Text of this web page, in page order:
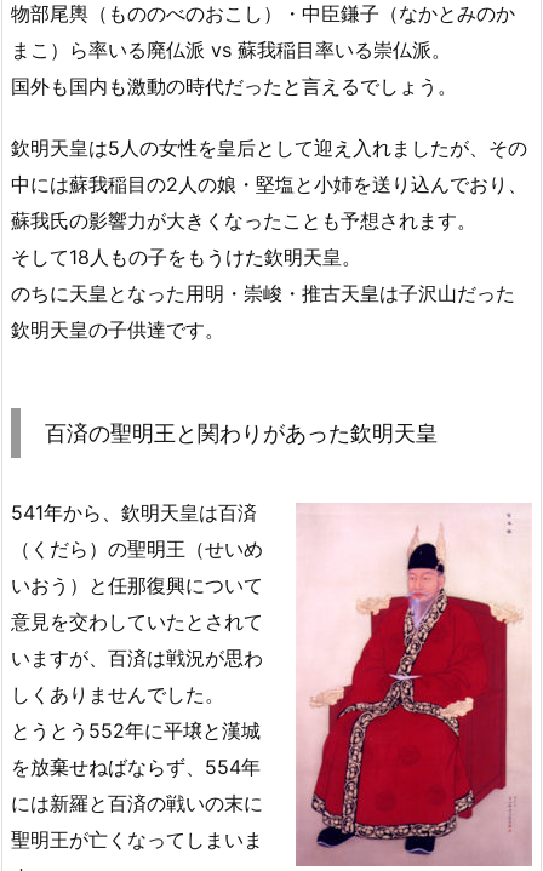
物部尾輿（もののべのおこし）・中臣鎌子（なかとみのか
まこ）ら率いる廃仏派 vs 蘇我稲目率いる崇仏派。
国外も国内も激動の時代だったと言えるでしょう。
欽明天皇は5人の女性を皇后として迎え入れましたが、その
中には蘇我稲目の2人の娘・堅塩と小姉を送り込んでおり、
蘇我氏の影響力が大きくなったことも予想されます。
そして18人もの子をもうけた欽明天皇。
のちに天皇となった用明・崇峻・推古天皇は子沢山だった
欽明天皇の子供達です。
百済の聖明王と関わりがあった欽明天皇
541年から、欽明天皇は百済
（くだら）の聖明王（せいめ
いおう）と任那復興について
意見を交わしていたとされて
いますが、百済は戦況が思わ
しくありませんでした。
とうとう552年に平壌と漢城
を放棄せねばならず、554年
には新羅と百済の戦いの末に
聖明王が亡くなってしまいま